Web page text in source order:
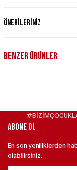
Önerileriniz
Benzer Ürünler
4.099,00 ₺
6.099,00 ₺
ABONE OL
En son yeniliklerden
olabilirsiniz.